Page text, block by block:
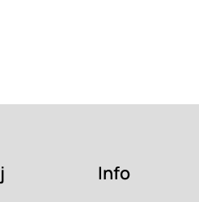
Info